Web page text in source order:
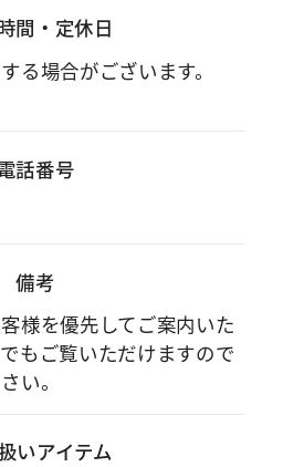
間 ・ 定休日
る場合がございます。
話番号
備考
様を優先してご案内いた
もご覧いただけますので
い。
いアイテム